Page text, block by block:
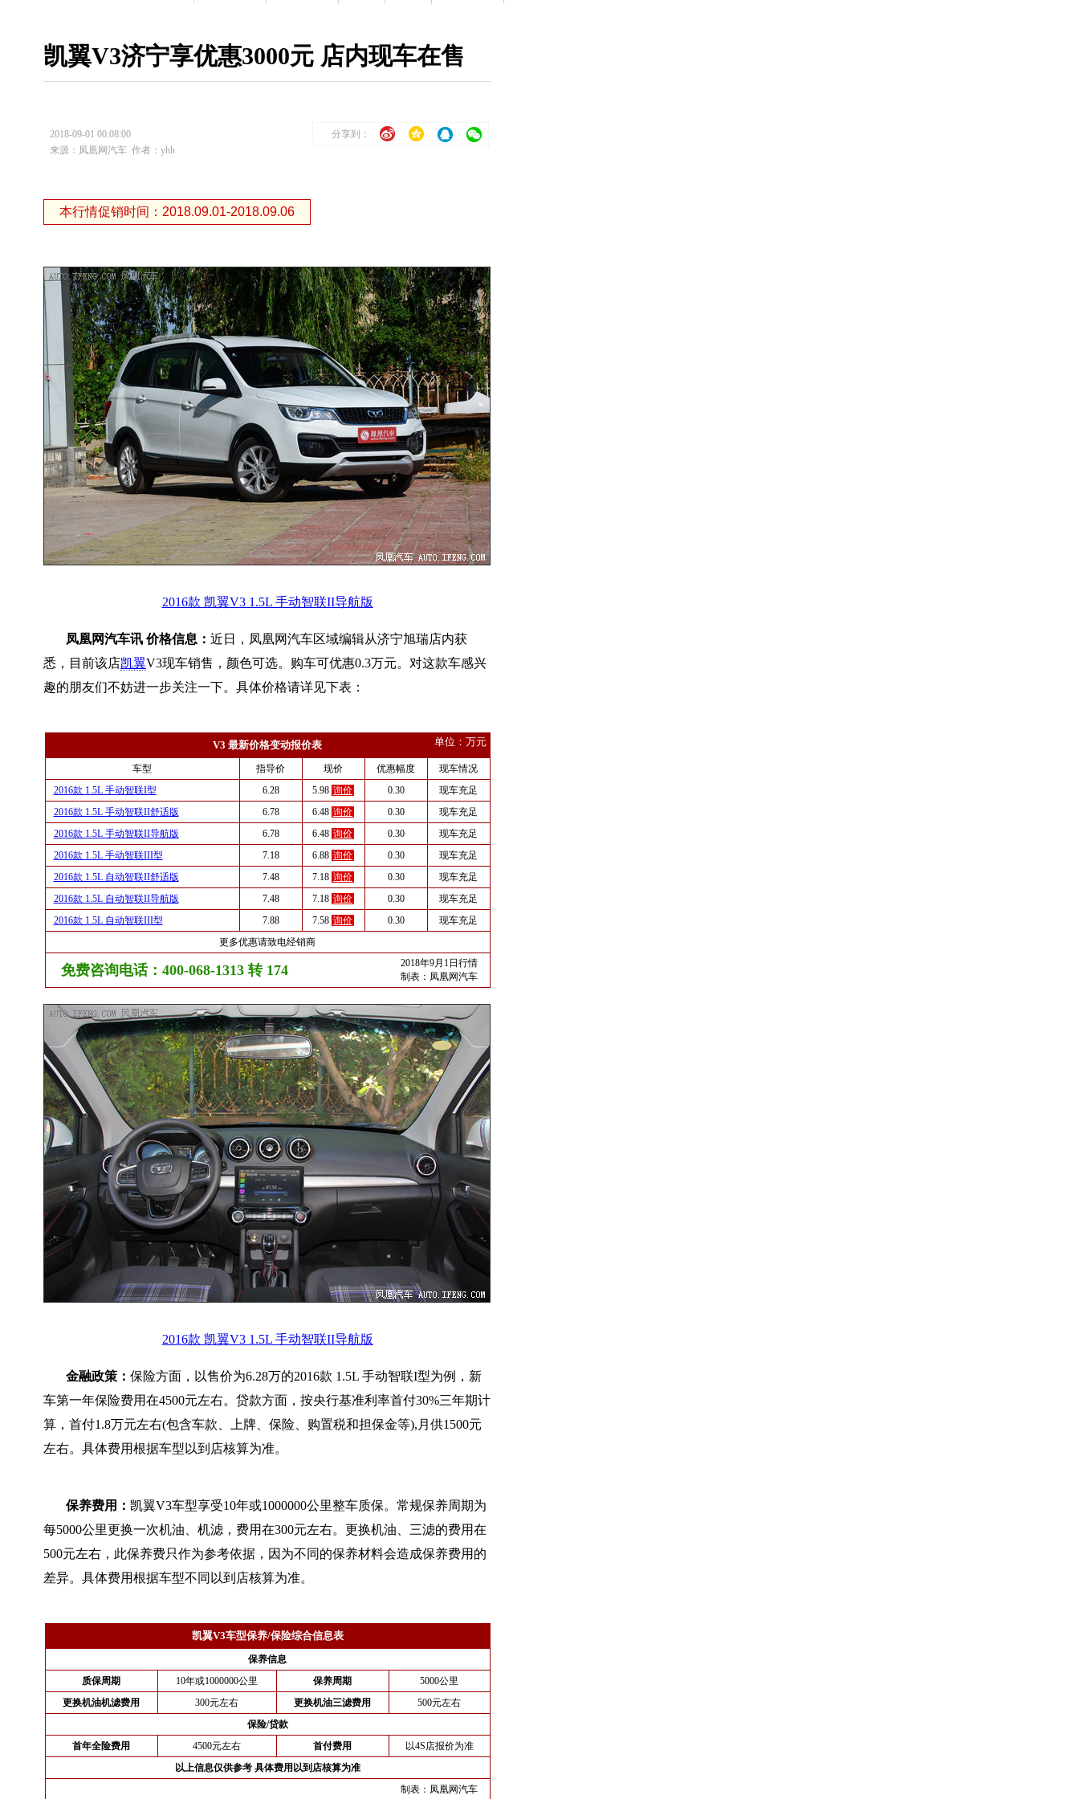
凯翼V3济宁享优惠3000元 店内现车在售
2018-09-01 00:08:00
分享到：
来源：凤凰网汽车 作者：yhh
本行情促销时间：2018.09.01-2018.09.06
2016款 凯翼V3 1.5L 手动智联II导航版
凤凰网汽车讯 价格信息： 近日，凤凰网汽车区域编辑从济宁旭瑞店内获
悉，目前该店凯翼V3现车销售，颜色可选。购车可优惠0.3万元。对这款车感兴
趣的朋友们不妨进一步关注一下。具体价格请详见下表：
V3 最新价格变动报价表 单位：万元
车型 指导价 现价 优惠幅度
现车情况
2016款 1.5L 手动智联I型
6.28 5.98 询价 0.30
现车充足
2016款 1.5L 手动智联II舒适版
6.78 6.48 询价 0.30
现车充足
2016款 1.5L 手动智联II导航版
6.78 6.48 询价 0.30
现车充足
2016款 1.5L 手动智联III型
7.18 6.88 询价 0.30
现车充足
2016款 1.5L 自动智联II舒适版
7.48 7.18 询价 0.30
现车充足
2016款 1.5L 自动智联II导航版
7.48 7.18 询价 0.30
现车充足
2016款 1.5L 自动智联III型
7.88 7.58 询价 0.30
现车充足
更多优惠请致电经销商
免费咨询电话：400-068-1313 转 174
2018年9月1日行情
制表： 凤凰网汽车
2016款 凯翼V3 1.5L 手动智联II导航版
金融政策： 保险方面，以售价为6.28万的2016款 1.5L 手动智联I型为例，新
车第一年保险费用在4500元左右。贷款方面，按央行基准利率首付30%三年期计
算，首付1.8万元左右(包含车款、上牌、保险、购置税和担保金等),月供1500元
左右。具体费用根据车型以到店核算为准。
保养费用： 凯翼V3车型享受10年或1000000公里整车质保。常规保养周期为
每5000公里更换一次机油、机滤，费用在300元左右。更换机油、三滤的费用在
500元左右，此保养费只作为参考依据，因为不同的保养材料会造成保养费用的
差异。具体费用根据车型不同以到店核算为准。
凯翼V3车型保养/保险综合信息表
保养信息
质保周期
10年或1000000公里 保养周期
5000公里
更换机油机滤费用
300元左右 更换机油三滤费用
500元左右
保险/贷款
首年全险费用
4500元左右 首付费用
以4S店报价为准
以上信息仅供参考 具体费用以到店核算为准
制表： 凤凰网汽车